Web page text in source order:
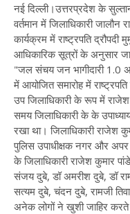
नई दिल्ली।उत्तरप्रदेश के
वर्तमान में जिलाधिकारी
कार्यक्रम में राष्ट्रपति द्रौपदी
आधिकारिक सूत्रों के अनुसार
"जल संचय जन भागीदारी 1.0
में आयोजित समारोह में
उप जिलाधिकारी के रूप में
समय जिलाधिकारी के के
रखा था। जिलाधिकारी राजेश
पुलिस उपाधीक्षक नगर और
के जिलाधिकारी राजेश कुमार
संजय दुबे, डॉ अमरीश दुबे, डॉ
सत्यम दुबे, चंदन दुबे, रामजी
अनेक लोगों ने खुशी जाहिर करते